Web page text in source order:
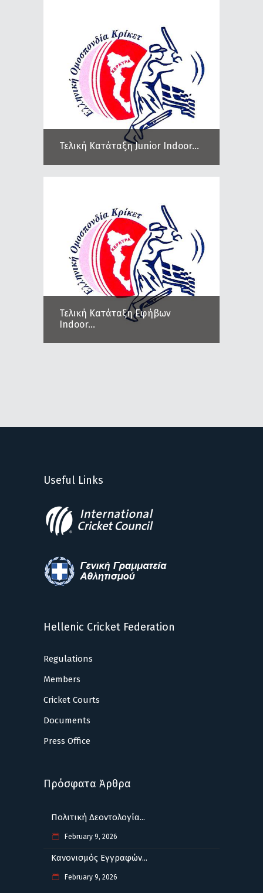
Τελική Κατάταξη Junior Indoor...
Τελική Κατάταξη Εφήβων
Indoor...
Useful Links
Hellenic Cricket Federation
Regulations
Members
Cricket Courts
Documents
Press Office
Πρόσφατα Άρθρα
Πολιτική Δεοντολογία...
February 9, 2026
Κανονισμός Εγγραφών...
February 9, 2026